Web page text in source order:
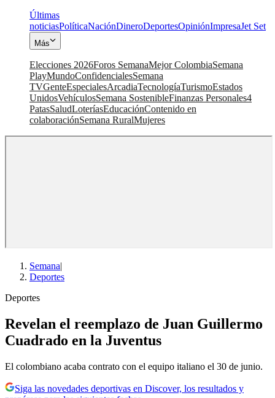
Últimas
noticiasPolíticaNaciónDineroDeportesOpiniónImpresaJet Set
Más
Elecciones 2026Foros SemanaMejor ColombiaSemana
PlayMundoConfidencialesSemana
TVGenteEspecialesArcadiaTecnologíaTurismoEstados
UnidosVehículosSemana SostenibleFinanzas Personales4
PatasSaludLoteríasEducaciónContenido en
colaboraciónSemana RuralMujeres
Semana|
Deportes
Deportes
Revelan el reemplazo de Juan Guillermo
Cuadrado en la Juventus
El colombiano acaba contrato con el equipo italiano el 30 de junio.
Siga las novedades deportivas en Discover, los resultados y